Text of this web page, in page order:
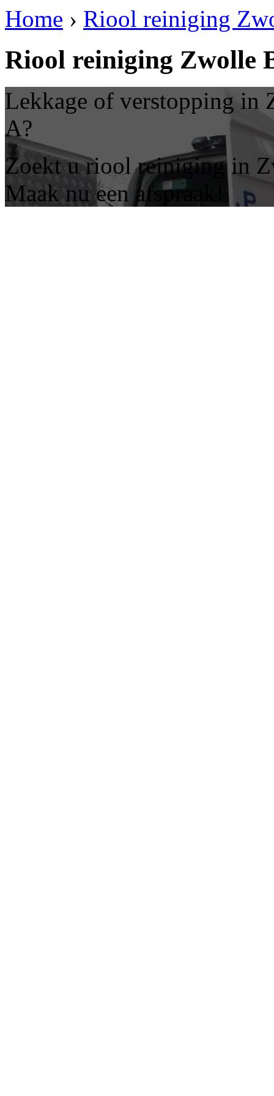
Home › Riool reiniging
Riool reiniging Zwolle
Lekkage of verstopping in
A?
Zoekt u riool reiniging in
Maak nu een afspraak!